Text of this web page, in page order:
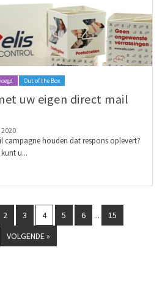
Out of the Box
uw eigen direct mail
2020
campagne houden dat respons oplevert?
u...
2 3 4 5 6 ...
15
VOLGENDE »